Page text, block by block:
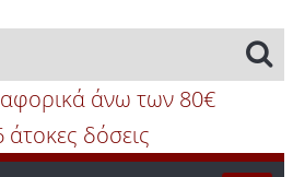
άνω των 80€
άτοκες δόσεις